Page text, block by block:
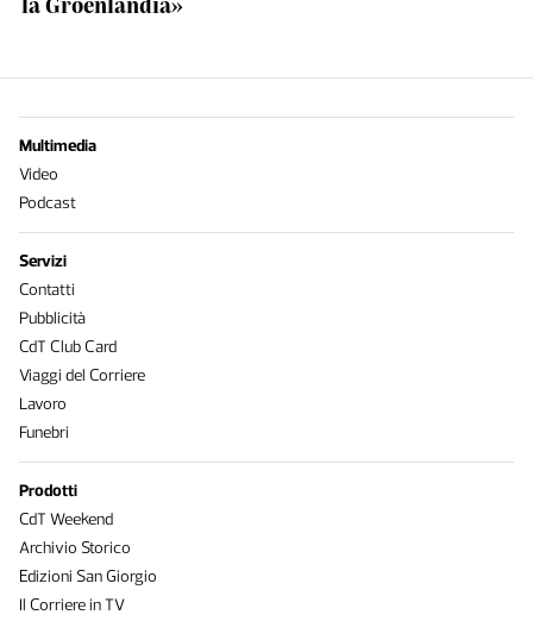
Multimedia
Video
Podcast
Servizi
Contatti
Pubblicità
CdT Club Card
Viaggi del Corriere
Lavoro
Funebri
Prodotti
CdT Weekend
Archivio Storico
Edizioni San Giorgio
Il Corriere in TV